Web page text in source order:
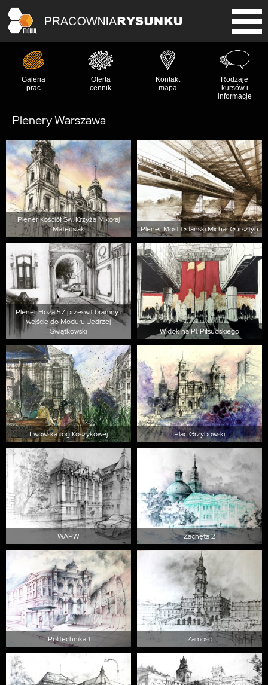
Galeria
prac
Oferta
cennik
Kontakt
mapa
Rodzaje
kursów i
informacje
Plenery Warszawa
Plener Kościół Św. Krzyża Mikołaj
Mateusiak
Plener Most Gdański Michał Gursztyn
Plener Hoża 57 prześwit bramny i
wejście do Modułu Jędrzej
Świątkowski
Widok na Pl. Piłsudskiego
Lwowska róg Koszykowej Plac Grzybowski
WAPW Zachęta 2
Politechnika 1 Zamość